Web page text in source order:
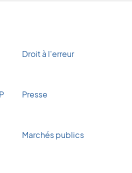
Droit à l'erreur
Presse
Marchés publics